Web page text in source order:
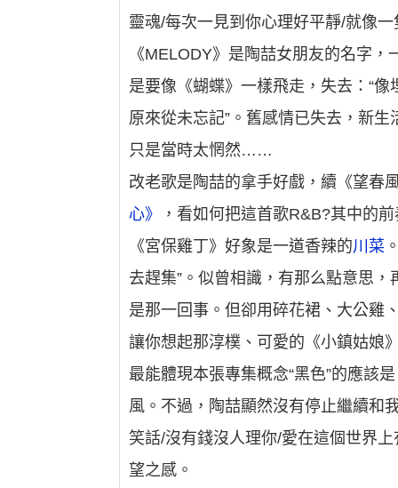
靈魂/每次一見到你心理好平靜/就像
《MELODY》是陶喆女朋友的名字
是要像《蝴蝶》一樣飛走，失去：“
原來從未忘記”。舊感情已失去，新
只是當時太惘然……
改老歌是陶喆的拿手好戲，續《望春
心》
，看如何把這首歌R&B?其中的
《宮保雞丁》好象是一道香辣的川菜
去趕集”。似曾相識，有那么點意思
是那一回事。但卻用碎花裙、大公
讓你想起那淳樸、可愛的《小鎮姑娘
最能體現本張專集概念“黑色”的應該
風。不過，陶喆顯然沒有停止繼續和
笑話/沒有錢沒人理你/愛在這個世界上
望之感。